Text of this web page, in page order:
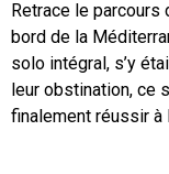
Retrace le parcours
bord de la
solo intégral, s’y
leur obstination, ce
finalement réussir à